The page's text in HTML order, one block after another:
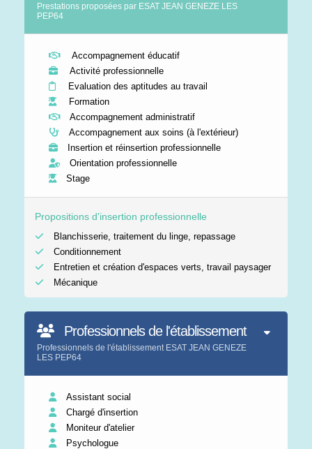
Prestations proposées par ESAT JEAN GENEZE LES
PEP64
Accompagnement éducatif
Activité professionnelle
Evaluation des aptitudes au travail
Formation
Accompagnement administratif
Accompagnement aux soins (à l'extérieur)
Insertion et réinsertion professionnelle
Orientation professionnelle
Stage
Propositions d'insertion professionnelle
Blanchisserie, traitement du linge, repassage
Conditionnement
Entretien et création d'espaces verts, travail paysager
Mécanique
Professionnels de l'établissement
Professionnels de l'établissement ESAT JEAN GENEZE
LES PEP64
Assistant social
Chargé d'insertion
Moniteur d'atelier
Psychologue